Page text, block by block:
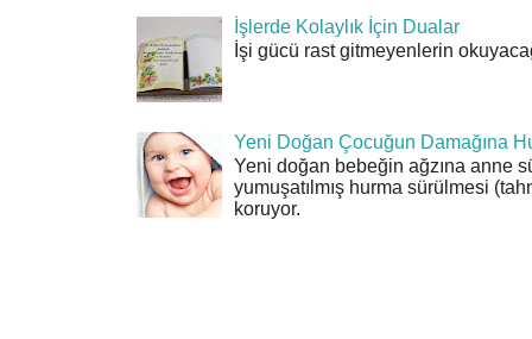
İşlerde Kolaylık İçin Dualar
İşi gücü rast gitmeyenlerin
Yeni Doğan Çocuğun Damağına
Yeni doğan bebeğin ağzına anne
yumuşatılmış hurma sürülmesi
koruyor.